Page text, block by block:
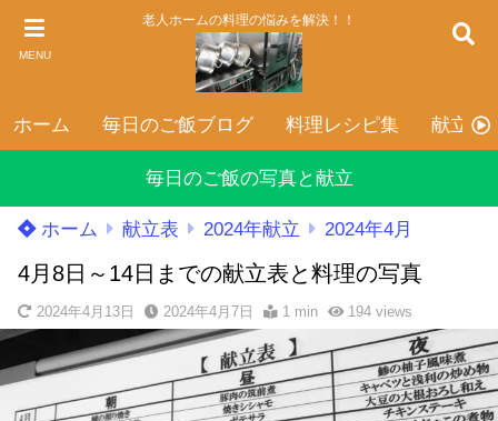
MENU
老人ホームの料理の悩みを解決！！
ホーム 毎日のご飯ブログ 料理レシピ集 献立表
毎日のご飯の写真と献立
ホーム 献立表 2024年献立 2024年4月
4月8日～14日までの献立表と料理の写真
2024年4月13日 2024年4月7日 1 min 194views